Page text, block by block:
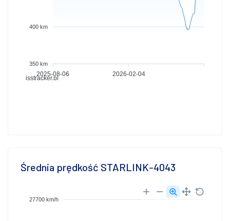
isstracker.pl
400 km
350 km
2025-08-06 2026-02-04
Średnia prędkość STARLINK-4043
27700 km/h